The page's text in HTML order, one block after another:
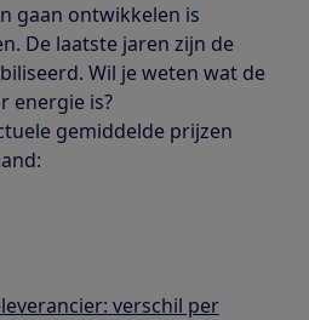
gaan ontwikkelen is
De laatste jaren zijn de
Wil je weten wat de
energie is?
gemiddelde prijzen
verschil per